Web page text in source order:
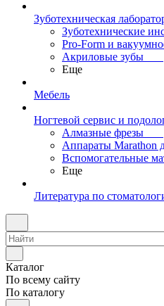
Зуботехническая
Зуботехнические
Pro-Form и
Акриловые зубы
Еще
Мебель
Ногтевой сервис и
Алмазные фрезы
Аппараты Marathon
Вспомогательные
Еще
Литература по
Каталог
По всему сайту
По каталогу